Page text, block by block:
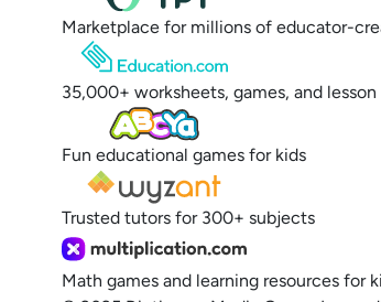
Marketplace for millions of educator-
35,000+ worksheets, games, and lesson
Fun educational games for kids
Trusted tutors for 300+ subjects
Math games and learning resources for